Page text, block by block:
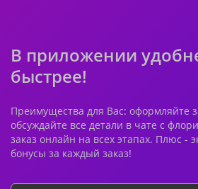
В приложении
быстрее!
Преимущества для Вас: оформляйте
обсуждайте все детали в чате с
заказ онлайн на всех этапах. Плюс -
бонусы за каждый заказ!